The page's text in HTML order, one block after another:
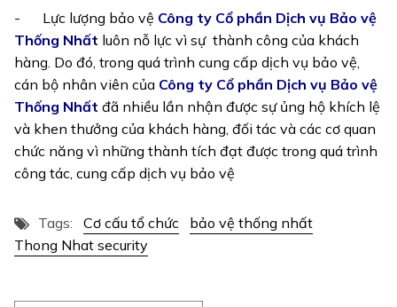
- Lực lượng bảo vệ Công ty Cổ phần Dịch vụ Bảo vệ
Thống Nhất luôn nỗ lực vì sự thành công của khách
hàng. Do đó, trong quá trình cung cấp dịch vụ bảo vệ,
cán bộ nhân viên của Công ty Cổ phần Dịch vụ Bảo vệ
Thống Nhất đã nhiều lần nhận được sự ủng hộ khích lệ
và khen thưởng của khách hàng, đối tác và các cơ quan
chức năng vì những thành tích đạt được trong quá trình
công tác, cung cấp dịch vụ bảo vệ
Tags: Cơ cấu tổ chức
bảo vệ thống nhất
Thong Nhat security